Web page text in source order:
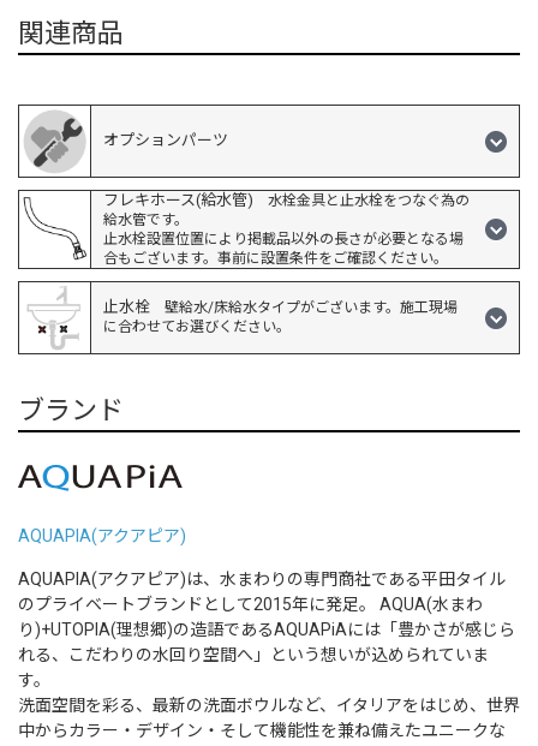
関連商品
オプションパーツ
フレキホース(給水管) 水栓金具と止水栓をつなぐ為の
給水管です。
止水栓設置位置により掲載品以外の長さが必要となる場
合もございます。事前に設置条件をご確認ください。
止水栓 壁給水/床給水タイプがございます。施工現場
に合わせてお選びください。
ブランド
AQUAPIA(アクアピア)
AQUAPIA(アクアピア)は、水まわりの専門商社である平田タイル
のプライベートブランドとして2015年に発足。 AQUA(水まわ
り)+UTOPIA(理想郷)の造語であるAQUAPiAには「豊かさが感じら
れる、こだわりの水回り空間へ」という想いが込められていま
す。
洗面空間を彩る、最新の洗面ボウルなど、イタリアをはじめ、世界
中からカラー・デザイン・そして機能性を兼ね備えたユニークな